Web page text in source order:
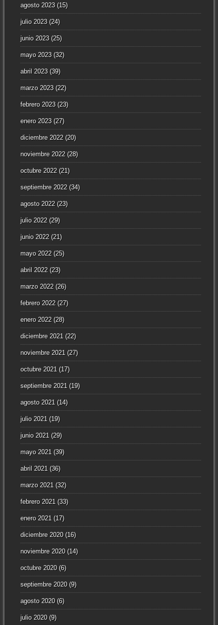
agosto 2023(15)
julio 2023(24)
junio 2023(25)
mayo 2023(32)
abril 2023(39)
marzo 2023(22)
febrero 2023(23)
enero 2023(27)
diciembre 2022(20)
noviembre 2022(28)
octubre 2022(21)
septiembre 2022(34)
agosto 2022(23)
julio 2022(29)
junio 2022(21)
mayo 2022(25)
abril 2022(23)
marzo 2022(26)
febrero 2022(27)
enero 2022(28)
diciembre 2021 (22)
noviembre 2021 (27)
octubre 2021 (17)
septiembre 2021 (19)
agosto 2021 (14)
julio 2021 (19)
junio 2021 (29)
mayo 2021 (39)
abril 2021 (36)
marzo 2021 (32)
febrero 2021 (33)
enero 2021 (17)
diciembre 2020(16)
noviembre 2020(14)
octubre 2020(6)
septiembre 2020(9)
agosto 2020(6)
julio 2020(9)